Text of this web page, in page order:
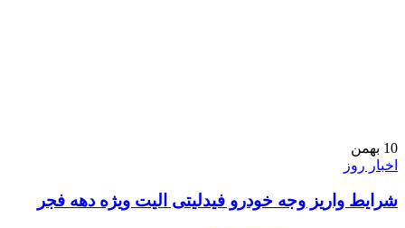
10 بهمن
اخبار روز
شرایط واریز وجه خودرو فیدلیتی الیت ویژه دهه فجر